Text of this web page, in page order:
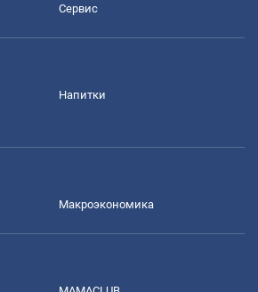
Сервис
Напитки
Mакроэкономика